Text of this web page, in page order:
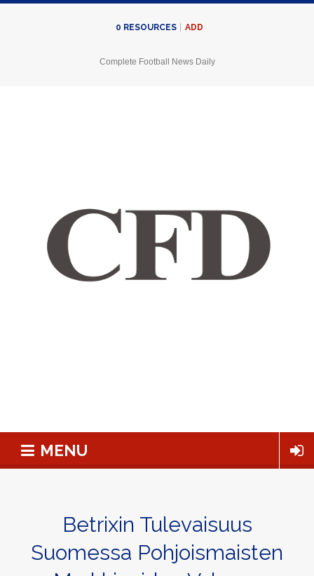
0 RESOURCES ADD
Complete Football News Daily
MENU
Betrixin Tulevaisuus
Suomessa Pohjoismaisten